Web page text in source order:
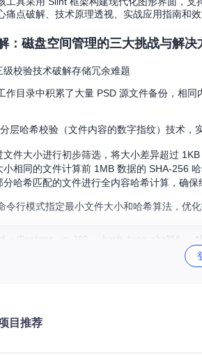
痛点破解、技术原理透视、实战应用指南和
：磁盘空间管理的三大挑战与解决
校验技术破解存储冗余难题
作目录中积累了大量 PSD 源文件备份，相
层哈希校验（文件内容的数字指纹）技术，
文件大小进行初步筛选，将大小差异超过
小相同的文件计算前 1MB 数据的 SHA-256
分哈希匹配的文件进行全内容哈希计算，确保
令行模式指定最小文件大小和哈希算法，优化
录，-m 设置最小文件大小(MB)，--hash-
提取技术应对内容变体挑战
的相册中存在大量相似但经过旋转、裁剪或
目推荐